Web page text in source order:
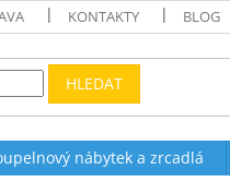
KONTAKTY BLOG
HLEDAT
nábytek a zrcadlá